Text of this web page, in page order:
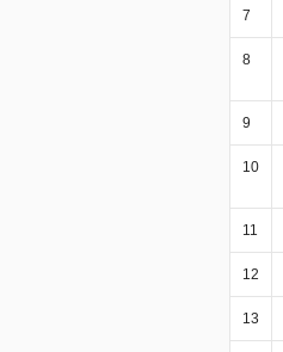
7
8
9
10
11
12
13